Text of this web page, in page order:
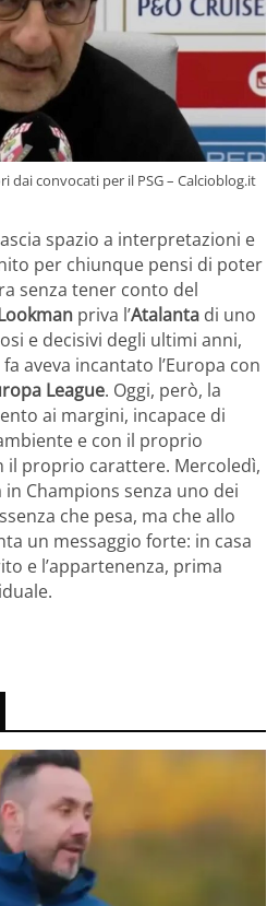
dai convocati per il PSG – Calcioblog.it
spazio a interpretazioni e
per chiunque pensi di poter
senza tener conto del
priva l’Atalanta di uno
e decisivi degli ultimi anni,
aveva incantato l’Europa con
League. Oggi, però, la
ai margini, incapace di
e con il proprio
il proprio carattere. Mercoledì,
Champions senza uno dei
che pesa, ma che allo
un messaggio forte: in casa
e l’appartenenza, prima